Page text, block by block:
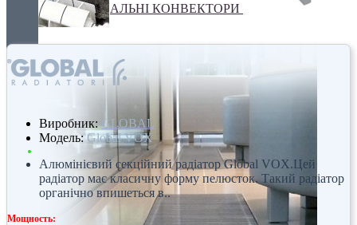
СПЕЦІАЛЬНІ КОНВЕКТОРИ
Виробник:GLOBAL
Модель:Global VOX
Алюмінієвий секційний радіатор Global VOX.Цей
радіатор має класичну форму пелюсток. Такий радіатор
органічно впишеться в..
Мощность: